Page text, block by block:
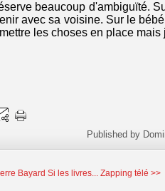
beaucoup d'ambiguïté.
avec sa voisine. Sur le
les choses en place
Published by
Bayard Si les livres... Zapping télé >>